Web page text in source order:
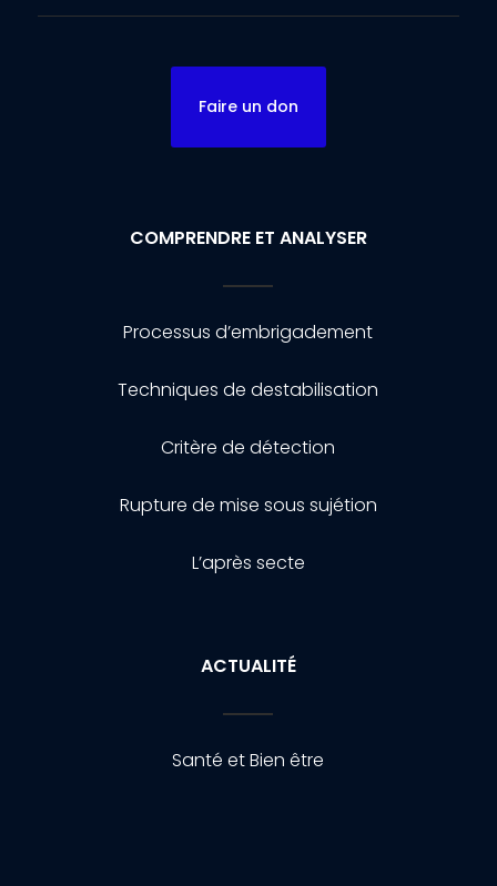
Faire un don
COMPRENDRE ET ANALYSER
Processus d’embrigadement
Techniques de destabilisation
Critère de détection
Rupture de mise sous sujétion
L’après secte
ACTUALITÉ
Santé et Bien être